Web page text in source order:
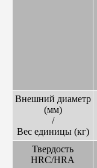
Внешний диаметр
(мм)
/
Вес единицы (кг)
Твердость
HRC/HRA